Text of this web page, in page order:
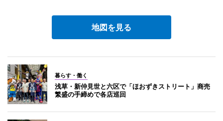
地図を見る
暮らす・働く
浅草・新仲見世と六区で「ほおずきストリート」商売
繁盛の手締めで各店巡回